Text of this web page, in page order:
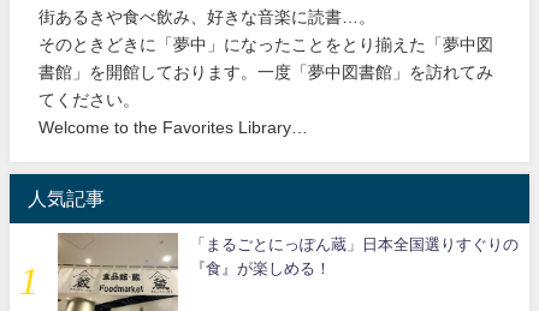
街あるきや食べ飲み、好きな音楽に読書…。
そのときどきに「夢中」になったことをとり揃えた「夢中図
書館」を開館しております。一度「夢中図書館」を訪れてみ
てください。
Welcome to the Favorites Library…
人気記事
「まるごとにっぽん蔵」日本全国選りすぐりの
『食』が楽しめる！